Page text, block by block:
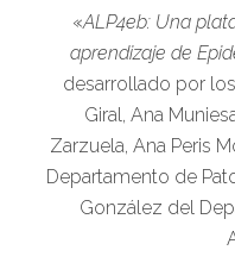
«ALP4eb: Una
aprendizaje de
desarrollado por
Giral, Ana
Zarzuela, Ana Peris
Departamento de
González del